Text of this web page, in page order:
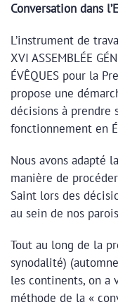
Conversation dans
L’instrument de
XVI ASSEMBLÉE
ÉVÊQUES pour la
propose une
décisions à prendre
fonctionnement en
Nous avons adapté
manière de
Saint lors des
au sein de nos
Tout au long de la
synodalité)
les continents, on a
méthode de la «